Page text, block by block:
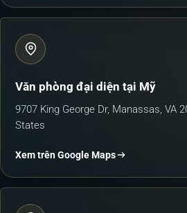
Văn phòng đại diện tại Mỹ
9707 King George Dr, Manassas, VA
States
Xem trên Google Maps